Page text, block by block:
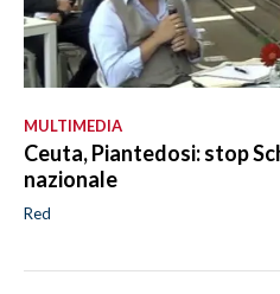
MULTIMEDIA
Ceuta, Piantedosi: stop
nazionale
Red